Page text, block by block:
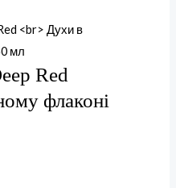
Red
флаконі